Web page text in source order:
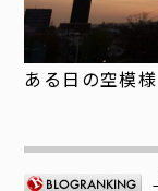
ある日の空模様